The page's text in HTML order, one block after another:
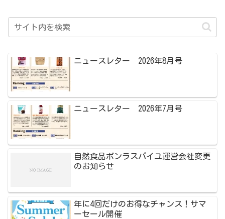
ニュースレター 2026年8月号
ニュースレター 2026年7月号
自然食品ボンラスパイユ運営会社変更
のお知らせ
年に4回だけのお得なチャンス！サマ
ーセール開催